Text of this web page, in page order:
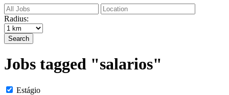
Radius:
Search
Jobs tagged "salarios"
Estágio